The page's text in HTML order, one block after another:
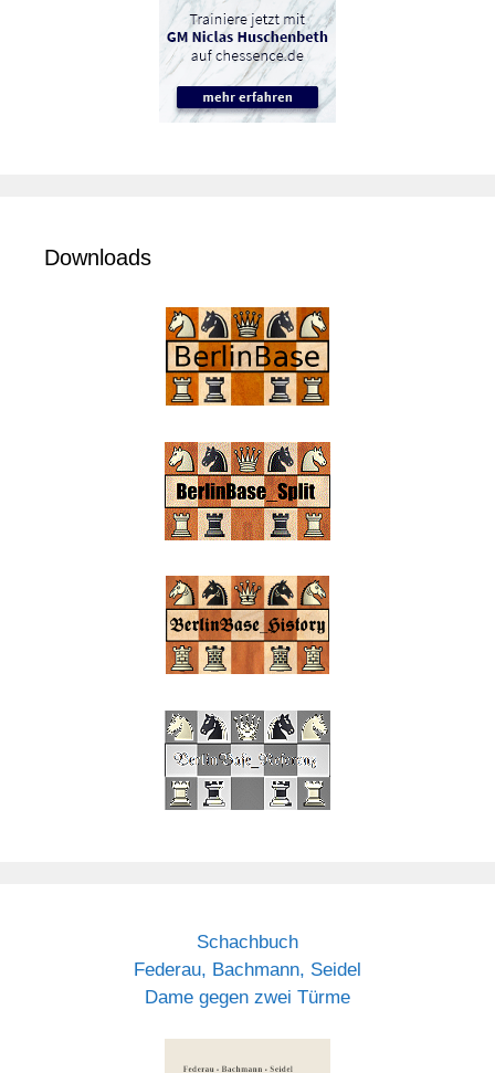
Downloads
Schachbuch
Federau, Bachmann, Seidel
Dame gegen zwei Türme